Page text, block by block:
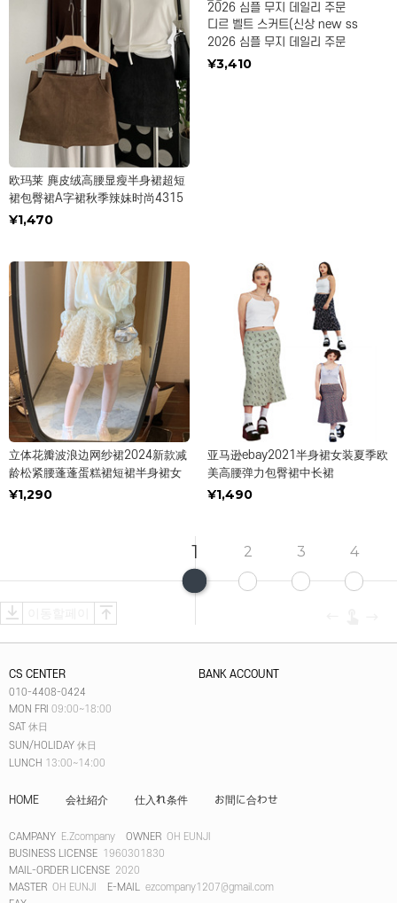
欧玛莱 麂皮绒高腰显瘦半身裙超短
裙包臀裙A字裙秋季辣妹时尚4315
¥1,470
디르 벨트 스커트(신상 new ss
2026 심플 무지 데일리 주문
¥3,410
立体花瓣波浪边网纱裙2024新款减
龄松紧腰蓬蓬蛋糕裙短裙半身裙女
¥1,290
亚马逊ebay2021半身裙女装夏季欧
美高腰弹力包臀裙中长裙
¥1,490
1 2 3 4
CS CENTER
010-4408-0424
MON FRI 09:00~18:00
SAT 休日
SUN/HOLIDAY 休日
LUNCH 13:00~14:00
BANK ACCOUNT
HOME 会社紹介 仕入れ条件 お間に合わせ
CAMPANY E.Zcompany OWNER OH EUNJI
BUSINESS LICENSE 1960301830
MAIL-ORDER LICENSE 2020
MASTER OH EUNJI E-MAIL ezcompany1207@gmail.com